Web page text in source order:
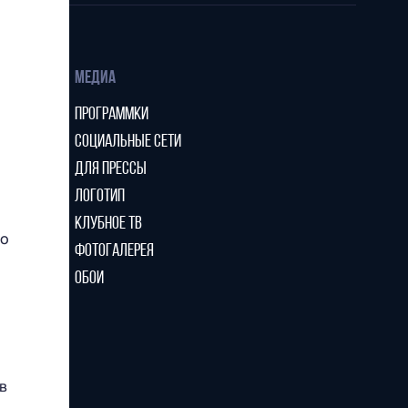
МЕДИА
ПРОГРАММКИ
СОЦИАЛЬНЫЕ СЕТИ
ДЛЯ ПРЕССЫ
ЛОГОТИП
КЛУБНОЕ ТВ
ФОТОГАЛЕРЕЯ
ОБОИ